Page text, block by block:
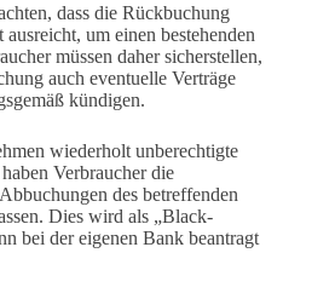
dass die Rückbuchung
um einen bestehenden
müssen daher sicherstellen,
auch eventuelle Verträge
kündigen.
wiederholt unberechtigte
Verbraucher die
des betreffenden
Dies wird als „Black-
bei der eigenen Bank beantragt